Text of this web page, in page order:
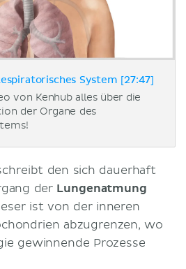
System [27:47]
von Kenhub alles über die
der Organe des
den sich dauerhaft
der Lungenatmung
ist von der inneren
abzugrenzen, wo
gewinnende Prozesse